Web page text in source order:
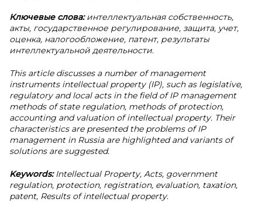
Ключевые слова: интеллектуальная собственность,
акты, государственное регулирование, защита, учет,
оценка, налогообложение, патент, результаты
интеллектуальной деятельности.
This article discusses a number of management
instruments intellectual property (IP), such as legislative,
regulatory and local acts in the field of IP management
methods of state regulation, methods of protection,
accounting and valuation of intellectual property. Their
characteristics are presented the problems of IP
management in Russia are highlighted and variants of
solutions are suggested.
Keywords: Intellectual Property, Acts, government
regulation, protection, registration, evaluation, taxation,
patent, Results of intellectual property.